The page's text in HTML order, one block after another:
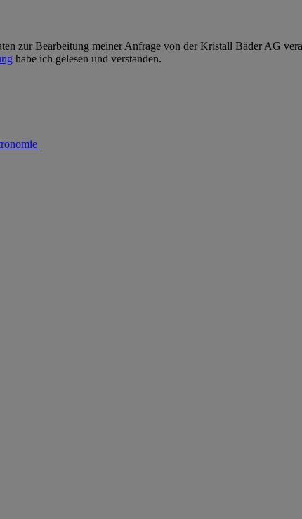
zur Bearbeitung meiner Anfrage von der Kristall Bäder AG
habe ich gelesen und verstanden.